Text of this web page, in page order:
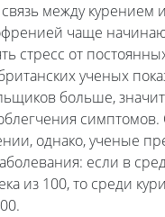
между курением
чаще
стресс от
ученых
больше,
однако, ученые
если в
из 100, то среди